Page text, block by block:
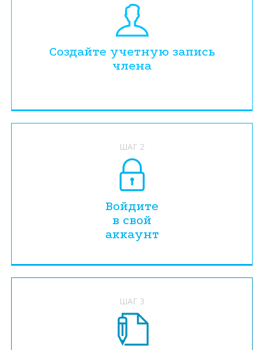
Создайте учетную запись
члена
ШАГ 2
Войдите
в свой
аккаунт
ШАГ 3